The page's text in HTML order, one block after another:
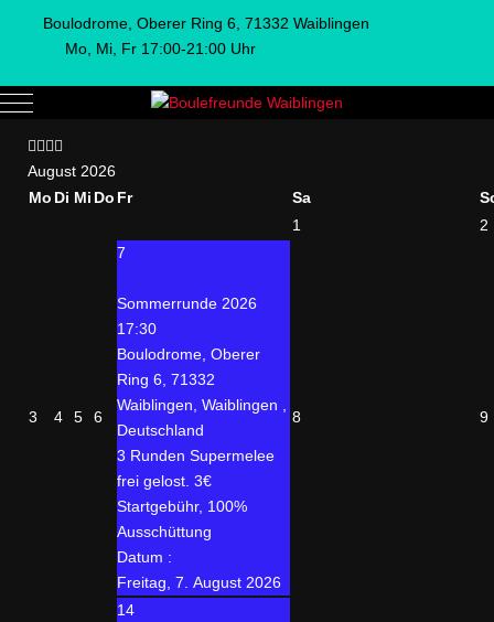
Boulodrome, Oberer Ring 6, 71332 Waiblingen
Mo, Mi, Fr 17:00-21:00 Uhr
Mobile Menu Toggle
August 2026
Mo Di Mi Do Fr Sa
1
2
3 4 5 6
7
Sommerrunde 2026
17:30
Boulodrome, Oberer
Ring 6, 71332
Waiblingen, Waiblingen ,
Deutschland
3 Runden Supermelee
frei gelost. 3€
Startgebühr, 100%
Ausschüttung
Datum :
Freitag, 7. August 2026
8 9
14